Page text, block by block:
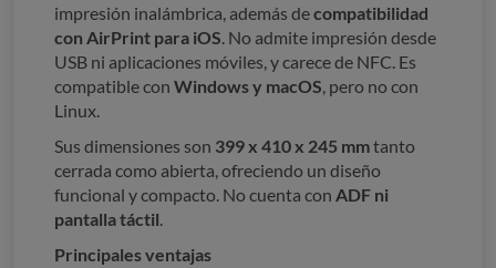
impresión inalámbrica, además decompatibilidad
con AirPrint para iOS. No admite impresión desde
USB ni aplicaciones móviles, y carece de NFC. Es
compatible con Windows y macOS, pero no con
Linux.
Sus dimensiones son 399 x 410 x 245 mmtanto
cerrada como abierta, ofreciendo un diseño
funcional y compacto. No cuenta con ADF ni
pantalla táctil.
Principales ventajas